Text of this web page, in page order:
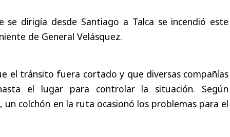
se dirigía desde Santiago a Talca se incendió este
de General Velásquez.
el tránsito fuera cortado y que diversas compañías
el lugar para controlar la situación. Según
colchón en la ruta ocasionó los problemas para el